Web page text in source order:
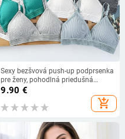
Sexy bezšvová push-up podprsenka
pre ženy, pohodlná priedušná
mäkká jednoduchá braletka s
9.90 €
add_shopping_cart